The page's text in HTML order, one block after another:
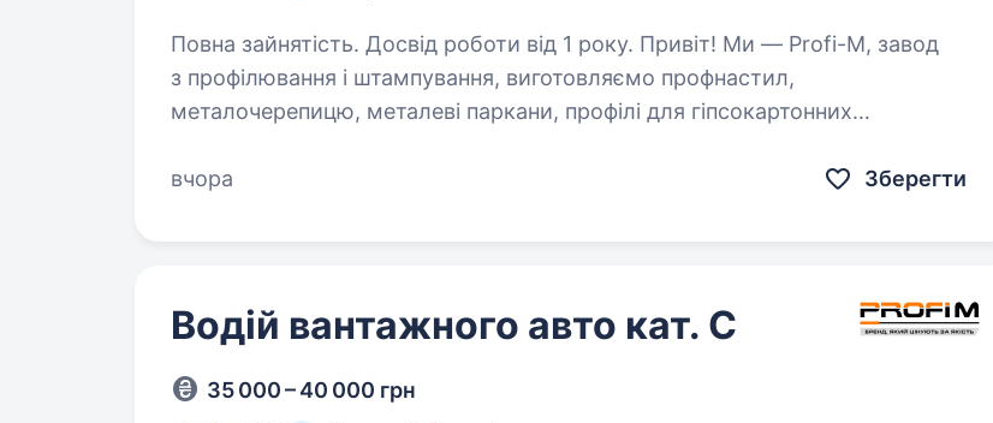
Повна зайнятість. Досвід роботи від 1 року. Привіт! Ми — Profi-M, завод
з профілювання і штампування, виготовляємо профнастил,
металочерепицю, металеві паркани, профілі для гіпсокартонних
досвідченого…
вчора Зберегти
Водій вантажного авто кат. С
35 000 – 40 000 грн